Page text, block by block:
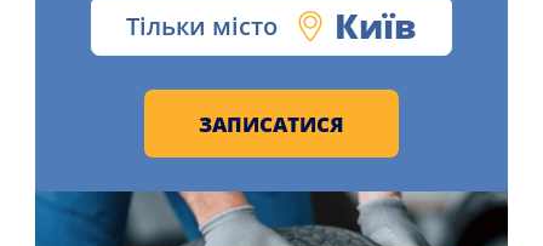
Тільки місто Київ
ЗАПИСАТИСЯ